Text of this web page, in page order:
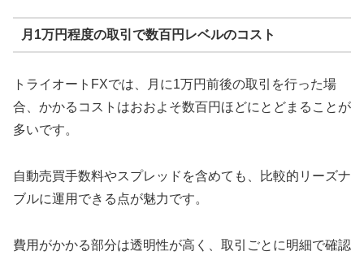
月1万円程度の取引で数百円レベルのコスト
トライオートFXでは、月に1万円前後の取引を行った場
合、かかるコストはおおよそ数百円ほどにとどまることが
多いです。
自動売買手数料やスプレッドを含めても、比較的リーズナ
ブルに運用できる点が魅力です。
費用がかかる部分は透明性が高く、取引ごとに明細で確認